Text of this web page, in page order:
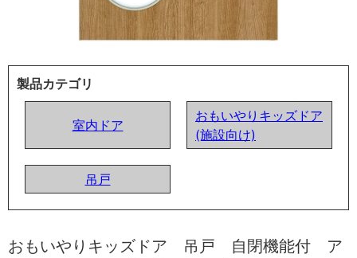
製品カテゴリ
室内ドア
おもいやりキッズドア
(施設向け)
吊戸
おもいやりキッズドア 吊戸 自閉機能付 ア